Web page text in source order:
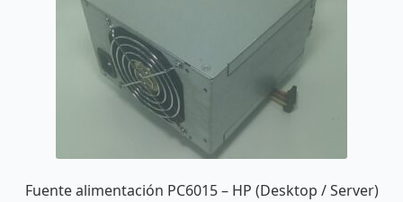
Fuente alimentación PC6015 – HP (Desktop / Server)